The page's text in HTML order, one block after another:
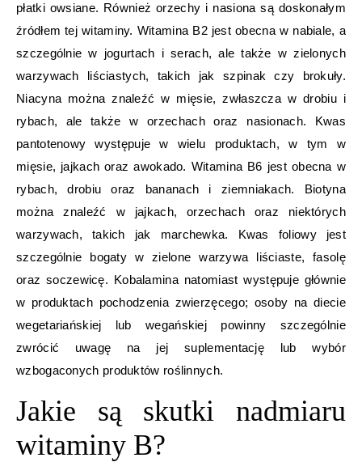
płatki owsiane. Również orzechy i nasiona są doskonałym
źródłem tej witaminy. Witamina B2 jest obecna w nabiale, a
szczególnie w jogurtach i serach, ale także w zielonych
warzywach liściastych, takich jak szpinak czy brokuły.
Niacyna można znaleźć w mięsie, zwłaszcza w drobiu i
rybach, ale także w orzechach oraz nasionach. Kwas
pantotenowy występuje w wielu produktach, w tym w
mięsie, jajkach oraz awokado. Witamina B6 jest obecna w
rybach, drobiu oraz bananach i ziemniakach. Biotyna
można znaleźć w jajkach, orzechach oraz niektórych
warzywach, takich jak marchewka. Kwas foliowy jest
szczególnie bogaty w zielone warzywa liściaste, fasolę
oraz soczewicę. Kobalamina natomiast występuje głównie
w produktach pochodzenia zwierzęcego; osoby na diecie
wegetariańskiej lub wegańskiej powinny szczególnie
zwrócić uwagę na jej suplementację lub wybór
wzbogaconych produktów roślinnych.
Jakie są skutki nadmiaru
witaminy B?